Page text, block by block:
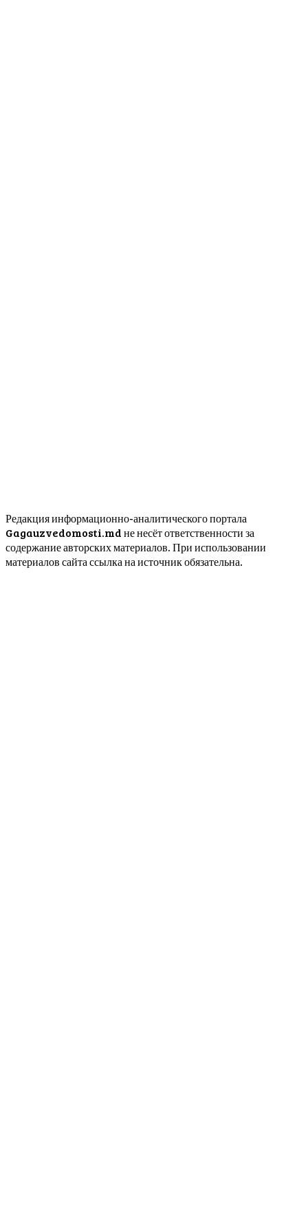
Редакция информационно-аналитического портала
Gagauzvedomosti.md не несёт ответственности за
содержание авторских материалов. При использовании
материалов сайта ссылка на источник обязательна.